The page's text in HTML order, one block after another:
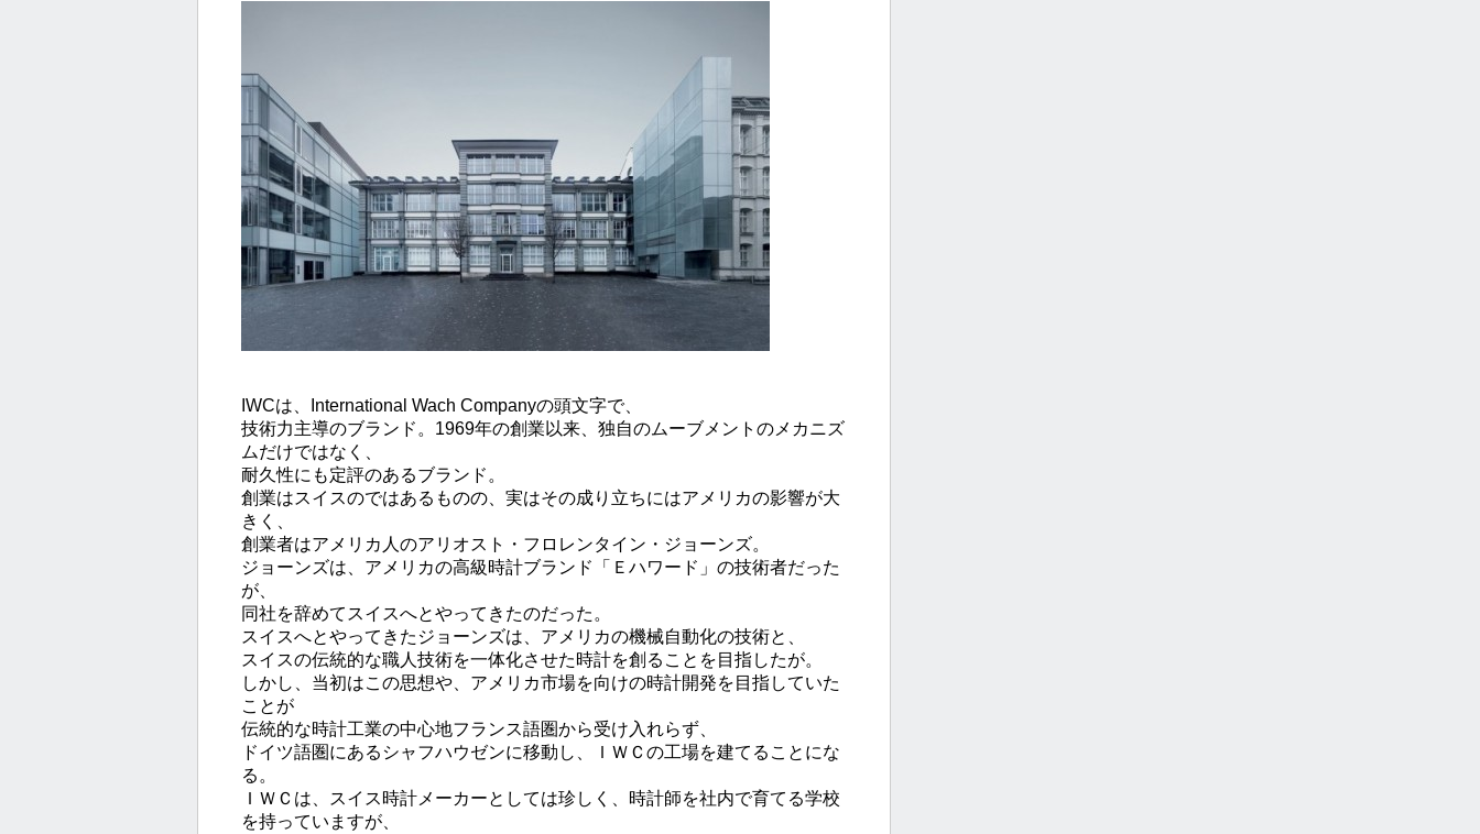
IWCは、International Wach Companyの頭文字で、
技術力主導のブランド。1969年の創業以来、独自のムーブメントのメカニズ
ムだけではなく、
耐久性にも定評のあるブランド。
創業はスイスのではあるものの、実はその成り立ちにはアメリカの影響が大
きく、
創業者はアメリカ人のアリオスト・フロレンタイン・ジョーンズ。
ジョーンズは、アメリカの高級時計ブランド「Ｅハワード」の技術者だった
が、
同社を辞めてスイスへとやってきたのだった。
スイスへとやってきたジョーンズは、アメリカの機械自動化の技術と、
スイスの伝統的な職人技術を一体化させた時計を創ることを目指したが。
しかし、当初はこの思想や、アメリカ市場を向けの時計開発を目指していた
ことが
伝統的な時計工業の中心地フランス語圏から受け入れらず、
ドイツ語圏にあるシャフハウゼンに移動し、ＩＷＣの工場を建てることにな
る。
ＩＷＣは、スイス時計メーカーとしては珍しく、時計師を社内で育てる学校
を持っていますが、